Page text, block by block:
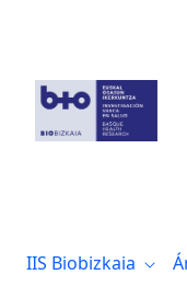
IIS Biobizkaia